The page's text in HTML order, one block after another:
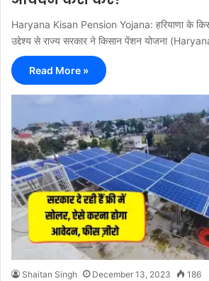
Haryana Kisan Pension Yojana: हरियाणा के
उद्देश्य से राज्य सरकार ने किसान पेंशन योजना
Read More »
Shaitan Singh December 13, 2023 186